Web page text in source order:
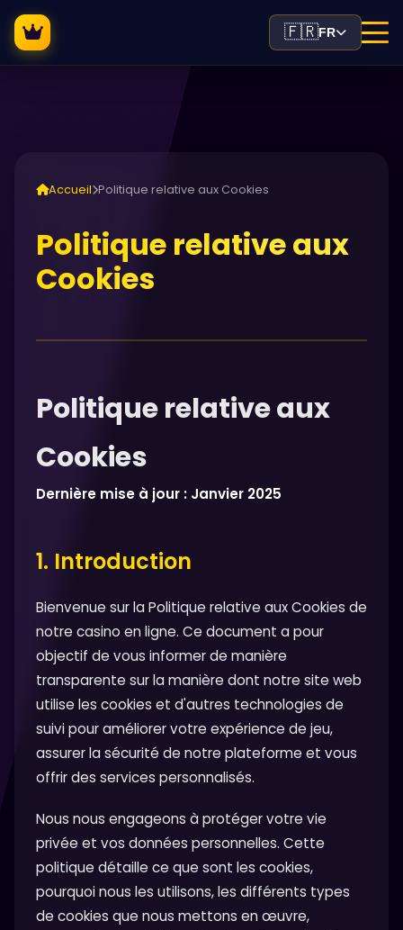
🇫🇷FR
Accueil Politique relative aux Cookies
Politique relative aux
Cookies
Politique relative aux
Cookies
Dernière mise à jour : Janvier 2025
1. Introduction
Bienvenue sur la Politique relative aux Cookies de
notre casino en ligne. Ce document a pour
objectif de vous informer de manière
transparente sur la manière dont notre site web
utilise les cookies et d'autres technologies de
suivi pour améliorer votre expérience de jeu,
assurer la sécurité de notre plateforme et vous
offrir des services personnalisés.
Nous nous engageons à protéger votre vie
privée et vos données personnelles. Cette
politique détaille ce que sont les cookies,
pourquoi nous les utilisons, les différents types
de cookies que nous mettons en œuvre,